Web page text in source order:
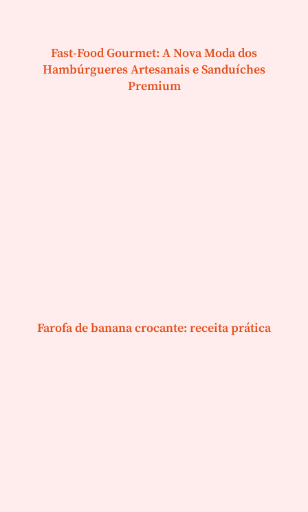
Fast-Food Gourmet: A Nova Moda dos
Hambúrgueres Artesanais e Sanduíches
Premium
Farofa de banana crocante: receita prática